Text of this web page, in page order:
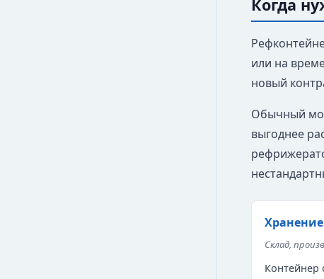
Когда
или на
новый
Обычный
выгоднее
Склад,
Контейнер